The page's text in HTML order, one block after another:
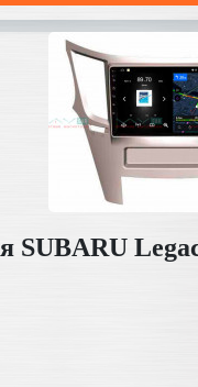
SUBARU